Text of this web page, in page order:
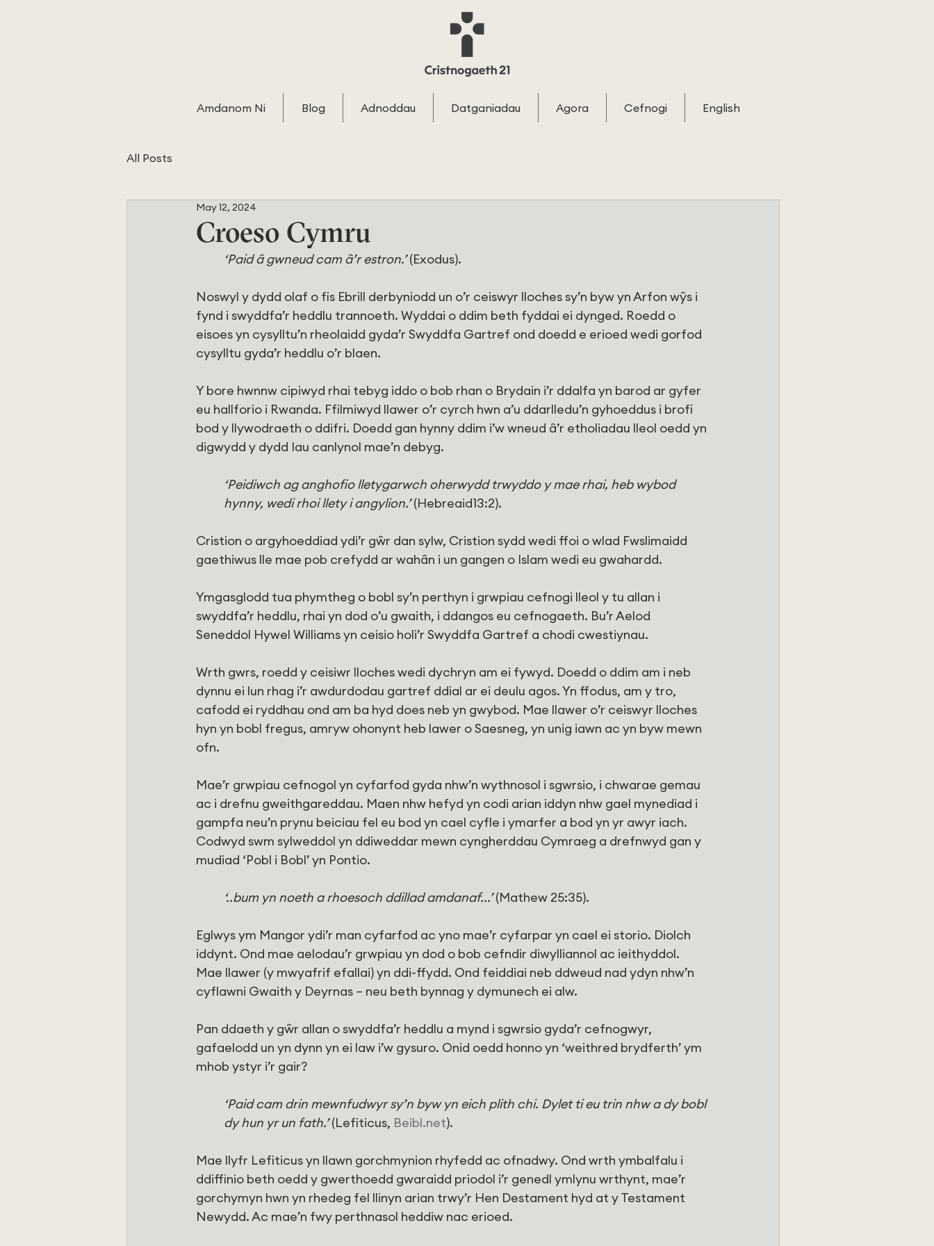
Amdanom Ni Blog Adnoddau Datganiadau Agora Cefnogi English
All Posts
Croeso Cymru
May 12, 2024
‘Paid â gwneud cam â’r estron.’ (Exodus).
Noswyl y dydd olaf o fis Ebrill derbyniodd un o’r ceiswyr lloches sy’n byw yn Arfon wŷs i
fynd i swyddfa’r heddlu trannoeth. Wyddai o ddim beth fyddai ei dynged. Roedd o
eisoes yn cysylltu’n rheolaidd gyda’r Swyddfa Gartref ond doedd e erioed wedi gorfod
cysylltu gyda’r heddlu o’r blaen.
Y bore hwnnw cipiwyd rhai tebyg iddo o bob rhan o Brydain i’r ddalfa yn barod ar gyfer
eu hallforio i Rwanda. Ffilmiwyd llawer o’r cyrch hwn a’u ddarlledu’n gyhoeddus i brofi
bod y llywodraeth o ddifri. Doedd gan hynny ddim i’w wneud â’r etholiadau lleol oedd yn
digwydd y dydd Iau canlynol mae’n debyg.
‘Peidiwch ag anghofio lletygarwch oherwydd trwyddo y mae rhai, heb wybod
hynny, wedi rhoi llety i angylion.’ (Hebreaid13:2).
Cristion o argyhoeddiad ydi’r gŵr dan sylw, Cristion sydd wedi ffoi o wlad Fwslimaidd
gaethiwus lle mae pob crefydd ar wahân i un gangen o Islam wedi eu gwahardd.
Ymgasglodd tua phymtheg o bobl sy’n perthyn i grwpiau cefnogi lleol y tu allan i
swyddfa’r heddlu, rhai yn dod o’u gwaith, i ddangos eu cefnogaeth. Bu’r Aelod
Seneddol Hywel Williams yn ceisio holi’r Swyddfa Gartref a chodi cwestiynau.
Wrth gwrs, roedd y ceisiwr lloches wedi dychryn am ei fywyd. Doedd o ddim am i neb
dynnu ei lun rhag i’r awdurdodau gartref ddial ar ei deulu agos. Yn ffodus, am y tro,
cafodd ei ryddhau ond am ba hyd does neb yn gwybod. Mae llawer o’r ceiswyr lloches
hyn yn bobl fregus, amryw ohonynt heb lawer o Saesneg, yn unig iawn ac yn byw mewn
ofn.
Mae’r grwpiau cefnogol yn cyfarfod gyda nhw’n wythnosol i sgwrsio, i chwarae gemau
ac i drefnu gweithgareddau. Maen nhw hefyd yn codi arian iddyn nhw gael mynediad i
gampfa neu’n prynu beiciau fel eu bod yn cael cyfle i ymarfer a bod yn yr awyr iach.
Codwyd swm sylweddol yn ddiweddar mewn cyngherddau Cymraeg a drefnwyd gan y
mudiad ‘Pobl i Bobl’ yn Pontio.
‘..bum yn noeth a rhoesoch ddillad amdanaf...’ (Mathew 25:35).
Eglwys ym Mangor ydi’r man cyfarfod ac yno mae’r cyfarpar yn cael ei storio. Diolch
iddynt. Ond mae aelodau’r grwpiau yn dod o bob cefndir diwylliannol ac ieithyddol.
Mae llawer (y mwyafrif efallai) yn ddi-ffydd. Ond feiddiai neb ddweud nad ydyn nhw’n
cyflawni Gwaith y Deyrnas – neu beth bynnag y dymunech ei alw.
Pan ddaeth y gŵr allan o swyddfa’r heddlu a mynd i sgwrsio gyda’r cefnogwyr,
gafaelodd un yn dynn yn ei law i’w gysuro. Onid oedd honno yn ‘weithred brydferth’ ym
mhob ystyr i’r gair?
‘Paid cam drin mewnfudwyr sy’n byw yn eich plith chi. Dylet ti eu trin nhw a dy bobl
dy hun yr un fath.’ (Lefiticus, Beibl.net).
Mae llyfr Lefiticus yn llawn gorchmynion rhyfedd ac ofnadwy. Ond wrth ymbalfalu i
ddiffinio beth oedd y gwerthoedd gwaraidd priodol i’r genedl ymlynu wrthynt, mae’r
gorchymyn hwn yn rhedeg fel llinyn arian trwy’r Hen Destament hyd at y Testament
Newydd. Ac mae’n fwy perthnasol heddiw nac erioed.